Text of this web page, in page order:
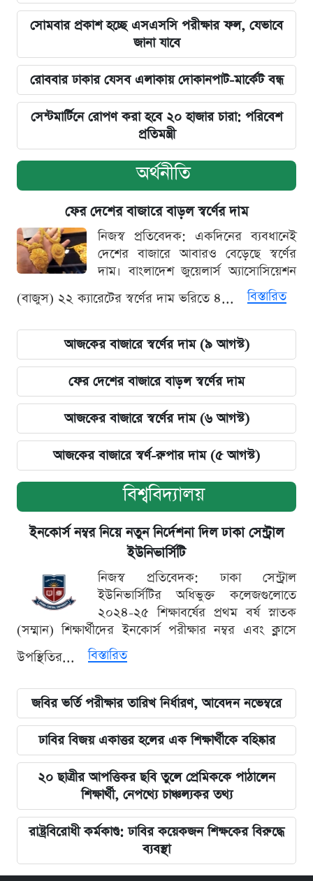
সোমবার প্রকাশ হচ্ছে এসএসসি পরীক্ষার ফল, যেভাবে
জানা যাবে
রোববার ঢাকার যেসব এলাকায় দোকানপাট-মার্কেট বন্ধ
সেন্টমার্টিনে রোপণ করা হবে ২০ হাজার চারা: পরিবেশ
প্রতিমন্ত্রী
অর্থনীতি
ফের দেশের বাজারে বাড়ল স্বর্ণের দাম
নিজস্ব প্রতিবেদক: একদিনের ব্যবধানেই
দেশের বাজারে আবারও বেড়েছে স্বর্ণের
দাম। বাংলাদেশ জুয়েলার্স অ্যাসোসিয়েশন
(বাজুস) ২২ ক্যারেটের স্বর্ণের দাম ভরিতে ৪...
বিস্তারিত
আজকের বাজারে স্বর্ণের দাম (৯ আগস্ট)
ফের দেশের বাজারে বাড়ল স্বর্ণের দাম
আজকের বাজারে স্বর্ণের দাম (৬ আগস্ট)
আজকের বাজারে স্বর্ণ-রুপার দাম (৫ আগস্ট)
বিশ্ববিদ্যালয়
ইনকোর্স নম্বর নিয়ে নতুন নির্দেশনা দিল ঢাকা সেন্ট্রাল
ইউনিভার্সিটি
নিজস্ব প্রতিবেদক: ঢাকা সেন্ট্রাল
ইউনিভার্সিটির অধিভুক্ত কলেজগুলোতে
২০২৪-২৫ শিক্ষাবর্ষের প্রথম বর্ষ স্নাতক
(সম্মান) শিক্ষার্থীদের ইনকোর্স পরীক্ষার নম্বর এবং ক্লাসে
উপস্থিতির...
বিস্তারিত
জবির ভর্তি পরীক্ষার তারিখ নির্ধারণ, আবেদন নভেম্বরে
ঢাবির বিজয় একাত্তর হলের এক শিক্ষার্থীকে বহিষ্কার
২০ ছাত্রীর আপত্তিকর ছবি তুলে প্রেমিককে পাঠালেন
শিক্ষার্থী, নেপথ্যে চাঞ্চল্যকর তথ্য
রাষ্ট্রবিরোধী কর্মকাণ্ড: ঢাবির কয়েকজন শিক্ষকের বিরুদ্ধে
ব্যবস্থা